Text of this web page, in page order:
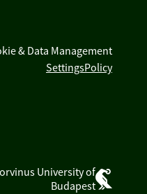
& Data Management
SettingsPolicy
University of
Budapest